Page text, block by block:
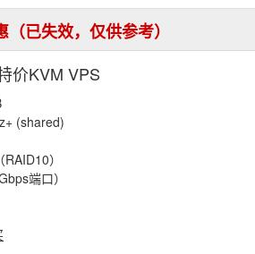
已失效，仅供参考）
价KVM VPS
(shared)
）
端口）